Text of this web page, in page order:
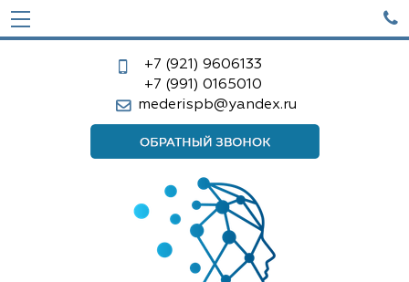

+7 (921) 9606133
+7 (991) 0165010
mederispb@yandex.ru